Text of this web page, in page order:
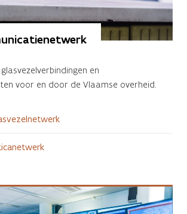
en
voor en door de Vlaamse overheid.